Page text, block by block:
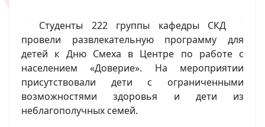
Студенты 222 группы кафедры СКД
провели развлекательную программу для
детей к Дню Смеха в Центре по работе с
населением «Доверие». На мероприятии
присутствовали дети с ограниченными
возможностями здоровья и дети из
неблагополучных семей.